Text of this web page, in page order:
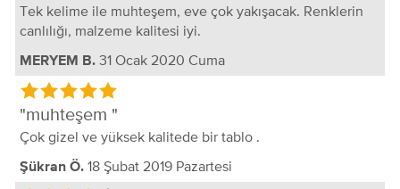
Tek kelime ile muhteşem, eve çok yakışacak. Renklerin
canlılığı, malzeme kalitesi iyi.
MERYEM B. 31 Ocak 2020 Cuma
muhteşem
Çok gizel ve yüksek kalitede bir tablo .
Şükran Ö. 18 Şubat 2019 Pazartesi